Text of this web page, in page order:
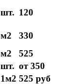
шт. 120
м2
330
м2
525
шт. от 350
1м2 525 руб